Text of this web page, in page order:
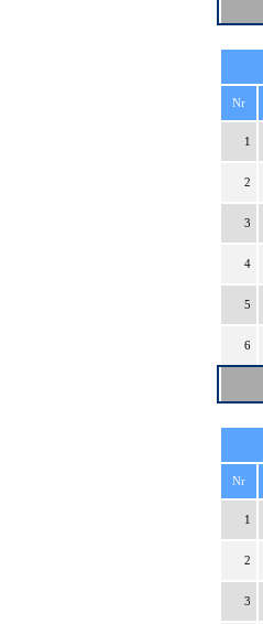
Nr
1
2
3
4
5
6
Nr
1
2
3